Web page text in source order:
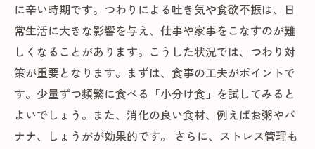
に辛い時期です。つわりによる吐き気や食欲不振は、日
常生活に大きな影響を与え、仕事や家事をこなすのが難
しくなることがあります。こうした状況では、つわり対
策が重要となります。まずは、食事の工夫がポイントで
す。少量ずつ頻繁に食べる「小分け食」を試してみると
よいでしょう。また、消化の良い食材、例えばお粥やバ
ナナ、しょうがが効果的です。 さらに、ストレス管理も